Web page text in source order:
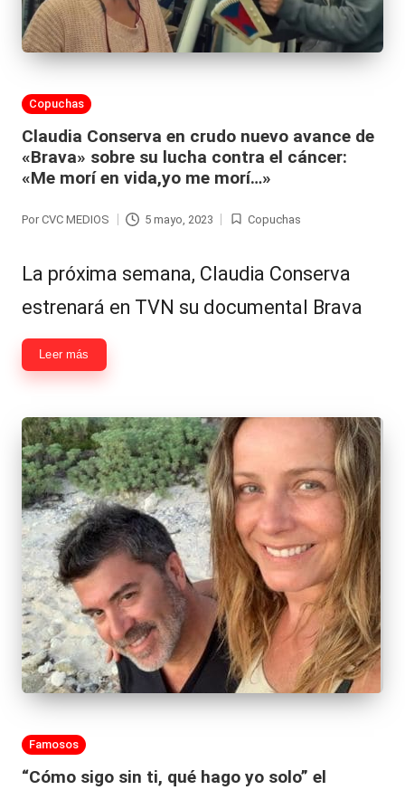
Publicada
Copuchas
Claudia Conserva en crudo nuevo avance de
«Brava» sobre su lucha contra el cáncer:
«Me morí en vida,yo me morí…»
Publicado
Por CVC MEDIOS 5 mayo, 2023
Publicada
Copuchas
La próxima semana, Claudia Conserva
estrenará en TVN su documental Brava
Leer más
Publicada
Famosos
“Cómo sigo sin ti, qué hago yo solo” el